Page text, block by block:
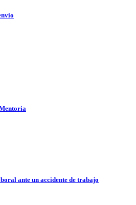
ante un accidente de trabajo